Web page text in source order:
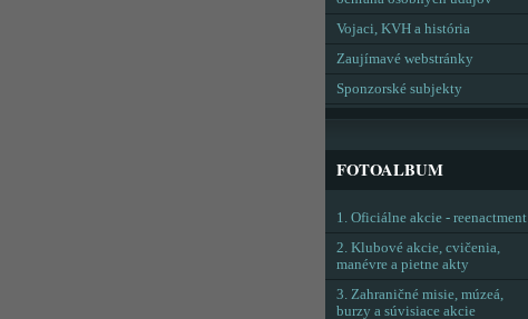
Vojaci, KVH a história
Zaujímavé webstránky
Sponzorské subjekty
FOTOALBUM
1. Oficiálne akcie - reenactment
2. Klubové akcie, cvičenia,
manévre a pietne akty
3. Zahraničné misie, múzeá,
burzy a súvisiace akcie